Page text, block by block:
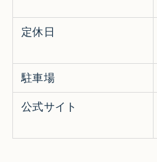
定休日
駐車場
公式サイト